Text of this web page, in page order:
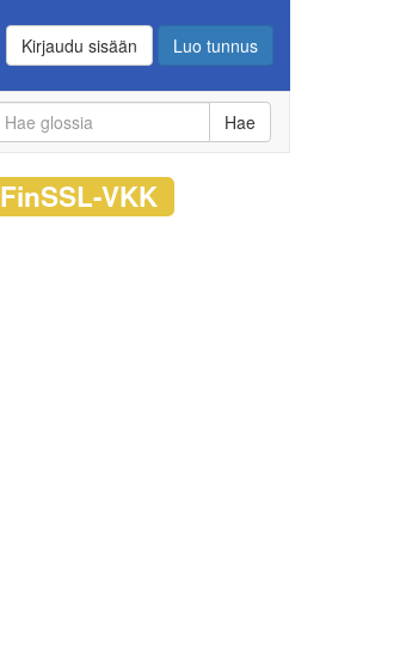
Kirjaudu sisään Luo tunnus
Hae
FinSSL-VKK